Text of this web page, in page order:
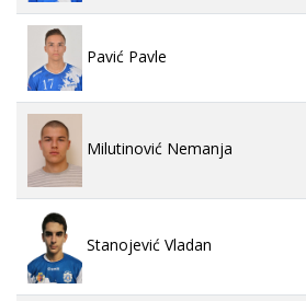
Pavić Pavle
Milutinović Nemanja
Stanojević Vladan